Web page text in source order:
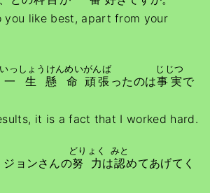
you like best, apart from your
一生懸命
いっしょうけんめい
頑張
がんば
ったのは事実
じじつ
で
it is a fact that I worked hard.
ジョンさんの努力
どりょく
は認
みと
めてあげてく